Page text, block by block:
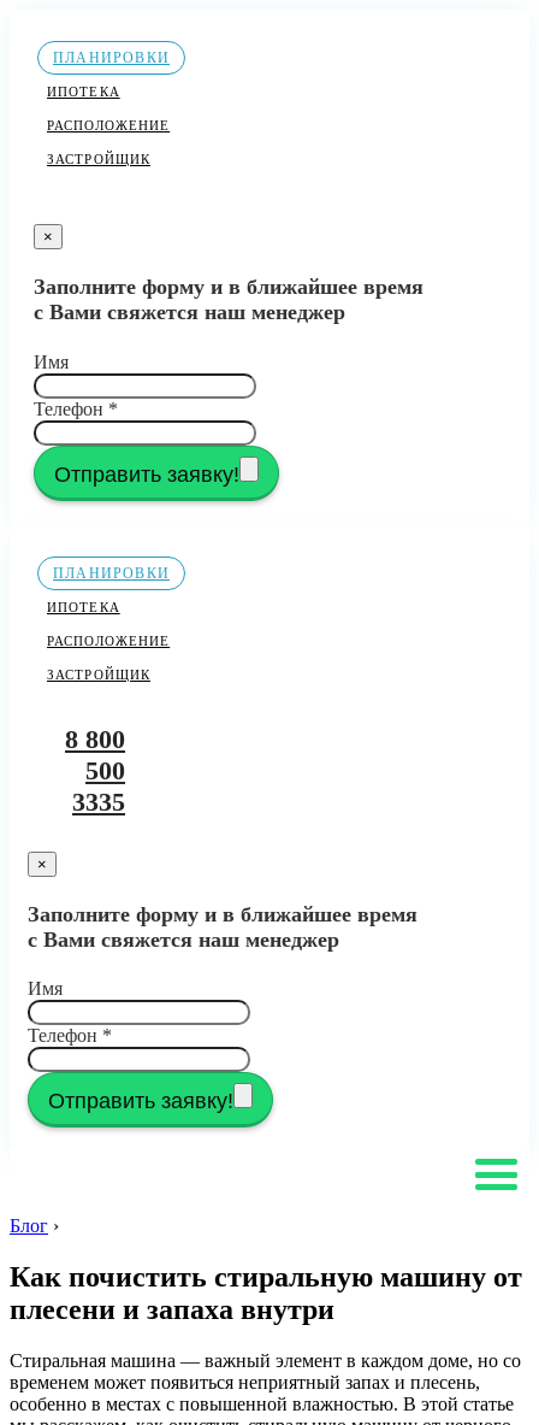
ПЛАНИРОВКИ
ИПОТЕКА
РАСПОЛОЖЕНИЕ
ЗАСТРОЙЩИК
×
Заполните форму и в ближайшее время
с Вами свяжется наш менеджер
Имя
Телефон *
Отправить заявку!
ПЛАНИРОВКИ
ИПОТЕКА
РАСПОЛОЖЕНИЕ
ЗАСТРОЙЩИК
8 800
500
3335
×
Заполните форму и в ближайшее время
с Вами свяжется наш менеджер
Имя
Телефон *
Отправить заявку!
Блог ›
Как почистить стиральную машину от
плесени и запаха внутри
Стиральная машина — важный элемент в каждом доме, но со
временем может появиться неприятный запах и плесень,
особенно в местах с повышенной влажностью. В этой статье